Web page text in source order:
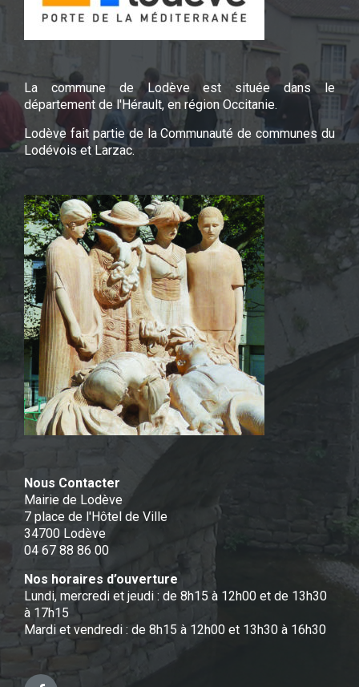
La commune de Lodève est située dans le
département de l'Hérault, en région Occitanie.
Lodève fait partie de la Communauté de communes du
Lodévois et Larzac.
Nous Contacter
Mairie de Lodève
7 place de l'Hôtel de Ville
34700 Lodève
04 67 88 86 00
Nos horaires d’ouverture
Lundi, mercredi et jeudi : de 8h15 à 12h00 et de 13h30
à 17h15
Mardi et vendredi : de 8h15 à 12h00 et 13h30 à 16h30